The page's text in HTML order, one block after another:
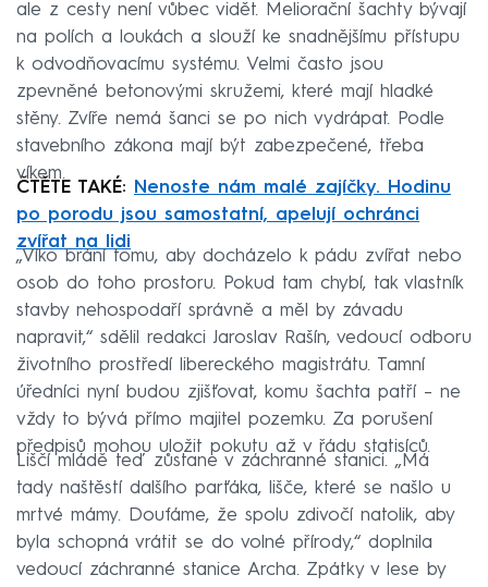
ale z cesty není vůbec vidět. Meliorační šachty bývají
na polích a loukách a slouží ke snadnějšímu přístupu
k odvodňovacímu systému. Velmi často jsou
zpevněné betonovými skružemi, které mají hladké
stěny. Zvíře nemá šanci se po nich vydrápat. Podle
stavebního zákona mají být zabezpečené, třeba
víkem.
ČTĚTE TAKÉ:
Nenoste nám malé zajíčky. Hodinu
po porodu jsou samostatní, apelují ochránci
zvířat na lidi
„Víko brání tomu, aby docházelo k pádu zvířat nebo
osob do toho prostoru. Pokud tam chybí, tak vlastník
stavby nehospodaří správně a měl by závadu
napravit,“ sdělil redakci Jaroslav Rašín, vedoucí odboru
životního prostředí libereckého magistrátu. Tamní
úředníci nyní budou zjišťovat, komu šachta patří – ne
vždy to bývá přímo majitel pozemku. Za porušení
předpisů mohou uložit pokutu až v řádu statisíců.
Liščí mládě teď zůstane v záchranné stanici. „Má
tady naštěstí dalšího parťáka, lišče, které se našlo u
mrtvé mámy. Doufáme, že spolu zdivočí natolik, aby
byla schopná vrátit se do volné přírody,“ doplnila
vedoucí záchranné stanice Archa. Zpátky v lese by